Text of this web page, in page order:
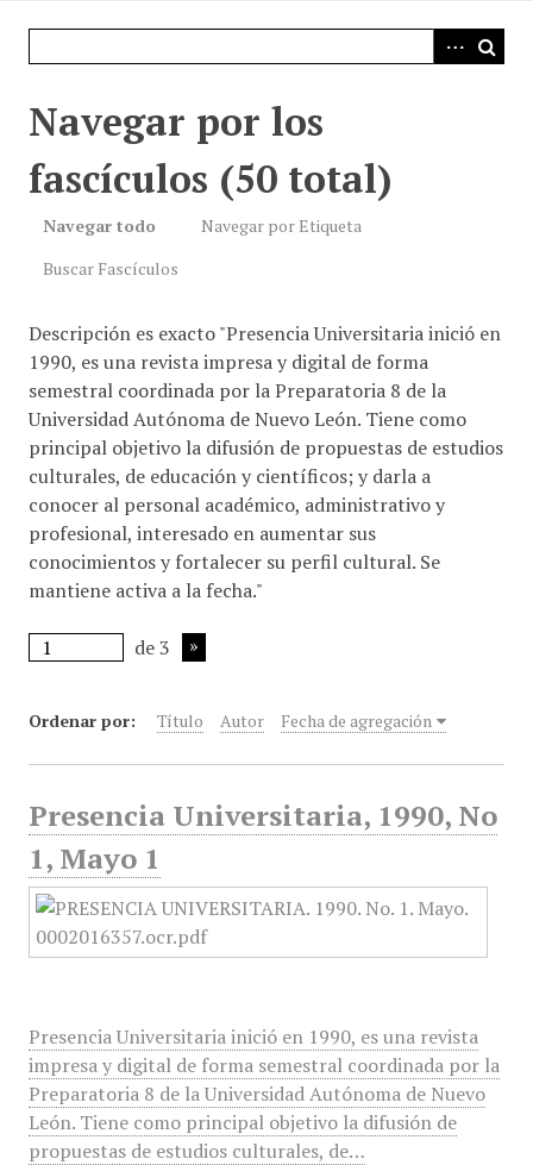
Navegar por los
fascículos (50 total)
Navegar todo
Navegar por Etiqueta
Buscar Fascículos
Descripción es exacto "Presencia Universitaria inició en
1990, es una revista impresa y digital de forma
semestral coordinada por la Preparatoria 8 de la
Universidad Autónoma de Nuevo León. Tiene como
principal objetivo la difusión de propuestas de estudios
culturales, de educación y científicos; y darla a
conocer al personal académico, administrativo y
profesional, interesado en aumentar sus
conocimientos y fortalecer su perfil cultural. Se
mantiene activa a la fecha."
de 3
Ordenar por: Título Autor Fecha de agregación
Presencia Universitaria, 1990, No
1, Mayo 1
Presencia Universitaria inició en 1990, es una revista
impresa y digital de forma semestral coordinada por la
Preparatoria 8 de la Universidad Autónoma de Nuevo
León. Tiene como principal objetivo la difusión de
propuestas de estudios culturales, de…